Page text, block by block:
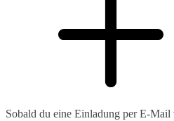
Sobald du eine Einladung per E-Mail